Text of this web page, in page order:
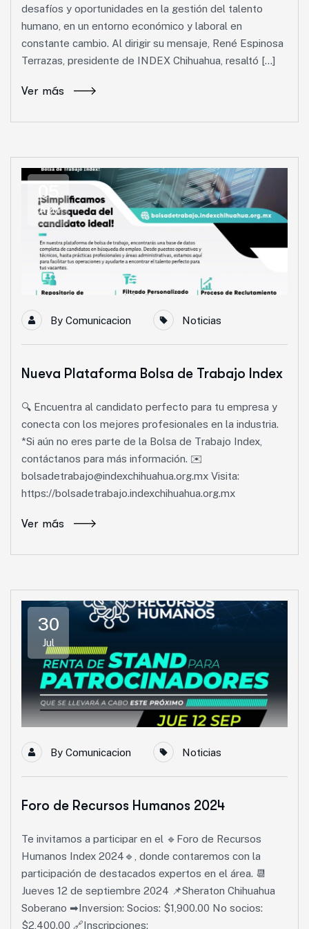
desafíos y oportunidades en la gestión del talento
humano, en un entorno económico y laboral en
constante cambio. Al dirigir su mensaje, René Espinosa
Terrazas, presidente de INDEX Chihuahua, resaltó […]
Ver más
05
Ago
By Comunicacion Noticias
Nueva Plataforma Bolsa de Trabajo Index
🔍 Encuentra al candidato perfecto para tu empresa y
conecta con los mejores profesionales en la industria.
*Si aún no eres parte de la Bolsa de Trabajo Index,
contáctanos para más información. ✉️
bolsadetrabajo@indexchihuahua.org.mx Visita:
https://bolsadetrabajo.indexchihuahua.org.mx
Ver más
30
Jul
By Comunicacion Noticias
Foro de Recursos Humanos 2024
Te invitamos a participar en el 🔹Foro de Recursos
Humanos Index 2024🔹, donde contaremos con la
participación de destacados expertos en el área. 📆
Jueves 12 de septiembre 2024 📌Sheraton Chihuahua
Soberano ➡Inversion: Socios: $1,900.00 No socios:
$2,400.00 🔗Inscripciones: